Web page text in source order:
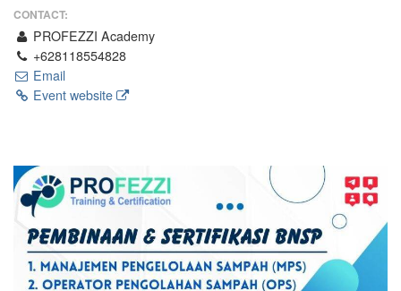
CONTACT:
PROFEZZI Academy
+628118554828
Email
Event website